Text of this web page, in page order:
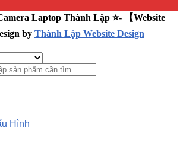
Laptop Thành Lập ⭐️- 【Website
by Thành Lập Website Design
Hình